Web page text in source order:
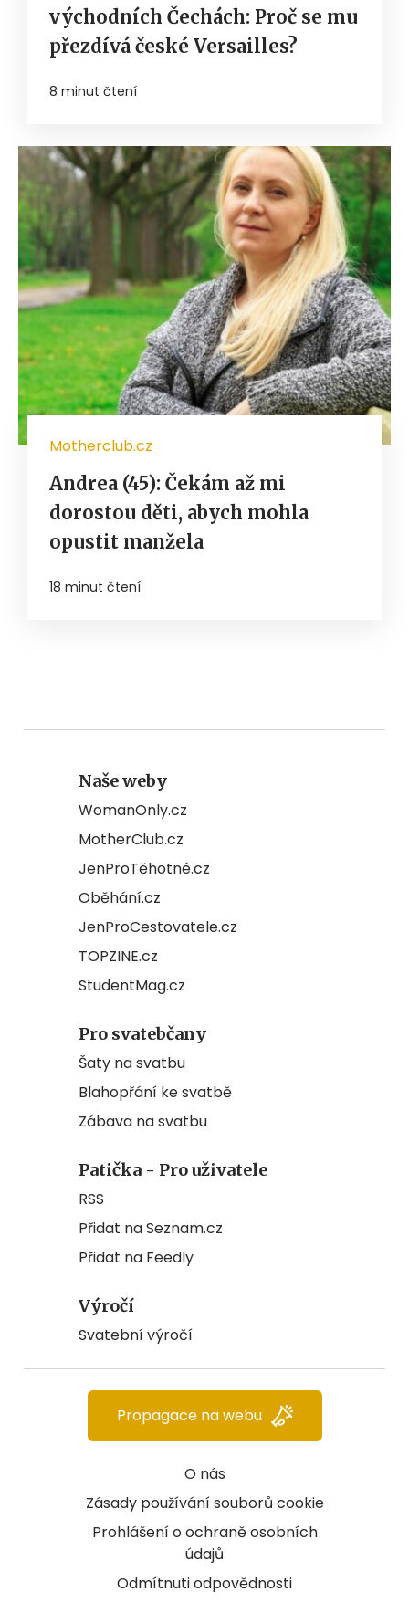
východních Čechách: Proč se mu
přezdívá české Versailles?
8 minut čtení
Motherclub.cz
Andrea (45): Čekám až mi
dorostou děti, abych mohla
opustit manžela
18 minut čtení
Naše weby
WomanOnly.cz
MotherClub.cz
JenProTěhotné.cz
Oběhání.cz
JenProCestovatele.cz
TOPZINE.cz
StudentMag.cz
Pro svatebčany
Šaty na svatbu
Blahopřání ke svatbě
Zábava na svatbu
Patička - Pro uživatele
RSS
Přidat na Seznam.cz
Přidat na Feedly
Výročí
Svatební výročí
O nás
Zásady používání souborů cookie
Prohlášení o ochraně osobních
údajů
Odmítnuti odpovědnosti
Propagace na webu